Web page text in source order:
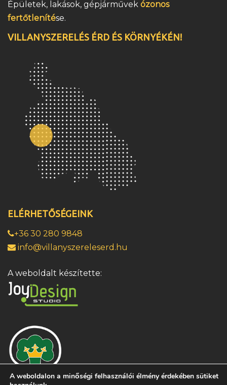
Épületek, lakások, gépjárművek ózonos
fertőtlenítése.
VILLANYSZERELÉS ÉRD ÉS KÖRNYÉKÉN!
ELÉRHETŐSÉGEINK
+36 30 280 9848
info@villanyszereleserd.hu
A weboldalt készítette:
A weboldalon a minőségi felhasználói élmény érdekében sütiket